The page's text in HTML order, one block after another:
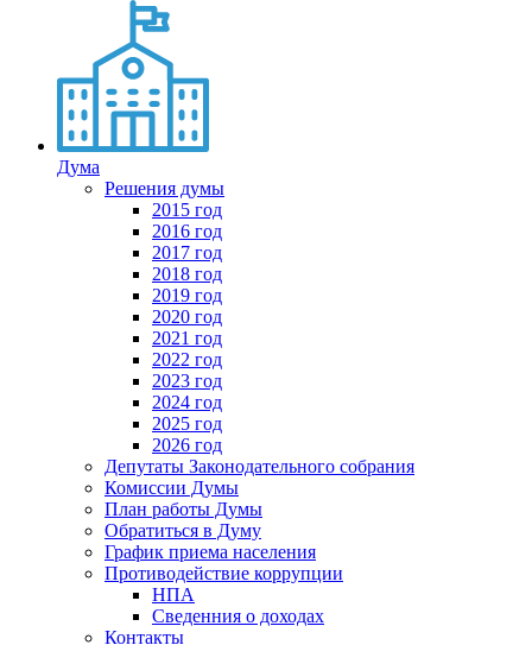
Дума
Решения думы
2015 год
2016 год
2017 год
2018 год
2019 год
2020 год
2021 год
2022 год
2023 год
2024 год
2025 год
2026 год
Депутаты Законодательного собрания
Комиссии Думы
План работы Думы
Обратиться в Думу
График приема населения
Противодействие коррупции
НПА
Сведенния о доходах
Контакты